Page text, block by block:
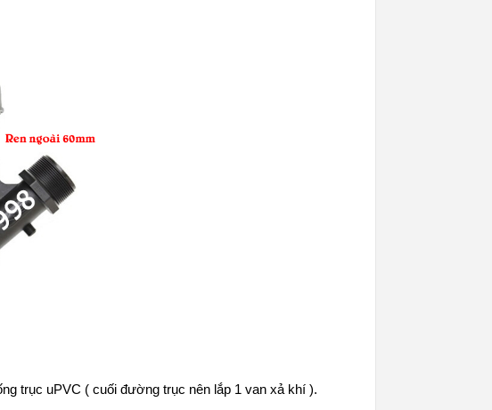
trục uPVC ( cuối đường trục nên lắp 1 van xả khí).